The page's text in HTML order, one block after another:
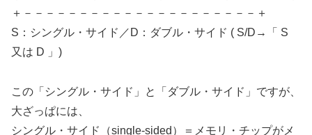
＋－－－－－－－－－－－－－－－－－－－－－＋
S：シングル・サイド／D：ダブル・サイド ( S/D→「 S
又は D 」)
この「シングル・サイド」と「ダブル・サイド」ですが、
大ざっぱには、
シングル・サイド（single-sided）＝メモリ・チップがメ